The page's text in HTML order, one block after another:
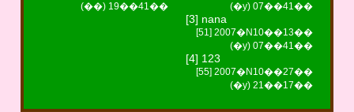
(��) 19��41��
(�y) 07��41��
[3] nana
[51] 2007�N10��13��
(�y) 07��41��
[4] 123
[55] 2007�N10��27��
(�y) 21��17��